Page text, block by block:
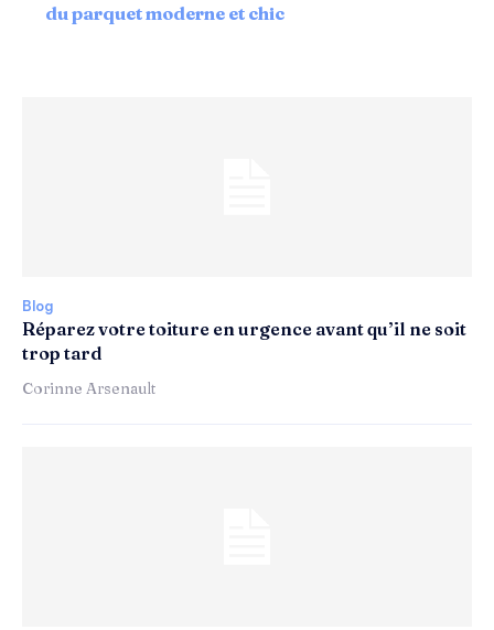
du parquet moderne et chic
Blog
Réparez votre toiture en urgence avant qu’il ne soit
trop tard
Corinne Arsenault